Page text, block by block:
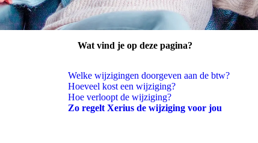
Wat vind je op deze pagina?
Welke wijzigingen doorgeven aan de btw?
Hoeveel kost een wijziging?
Hoe verloopt de wijziging?
Zo regelt Xerius de wijziging voor jou